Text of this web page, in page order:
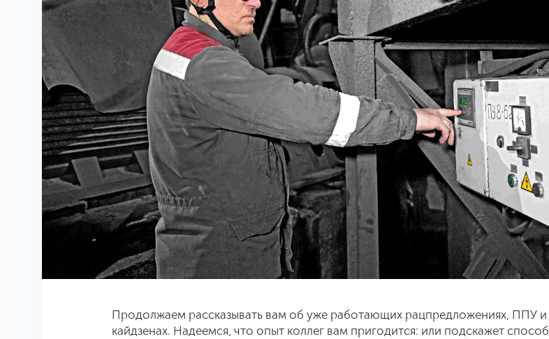
Продолжаем рассказывать вам об уже работающих рацпредложениях, ППУ и
кайдзенах. Надеемся, что опыт коллег вам пригодится: или подскажет способ